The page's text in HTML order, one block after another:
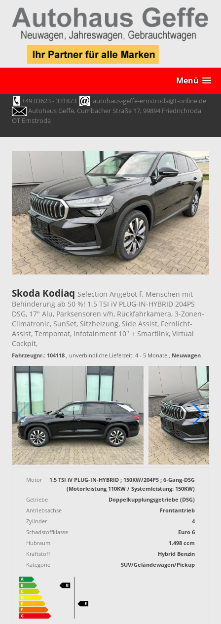
Menü
+49 03623 - 331873
autohaus-geffe-ernstroda@t-online.de
Autohaus Geffe, Cumbacher Straße 17, 99894 Friedrichroda
OT Ernstroda
Skoda Kodiaq Selection Angebot f. Menschen mit
Behinderung ab 50 %! 1.5 TSI iV PLUG-IN-HYBRID 204PS
DSG, 17" Alu, Parksensoren v/h, Rückfahrkamera, 3-Zonen-
Climatronic, SunSet, Sitzheizung, Side Assist, Fernlicht-
Assist, Tempomat, Infotainment 10" + Smartlink, Virtual
Cockpit,
Fahrzeugnr.: 104118 , unverbindliche Lieferzeit: 4 - 5 Monate , Neuwagen
Motor
1.5 TSI iV PLUG-IN-HYBRID ; 150KW/204PS ; 6-Gang-DSG
(Motorleistung 110KW / Systemleistung: 150KW)
Getriebe
Doppelkupplungsgetriebe (DSG)
Antriebsachse
Frontantrieb
Zylinder
4
Schadstoffklasse
Euro 6
Hubraum
1.498 ccm
Kraftstoff
Hybrid Benzin
Kategorie
SUV/Geländewagen/Pickup